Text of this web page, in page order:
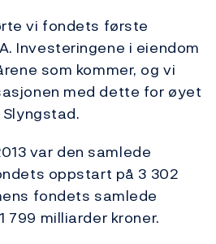
vi fondets første
Investeringene i eiendom
som kommer, og vi
med dette for øyet
var den samlede
oppstart på 3 302
fondets samlede
799 milliarder kroner.